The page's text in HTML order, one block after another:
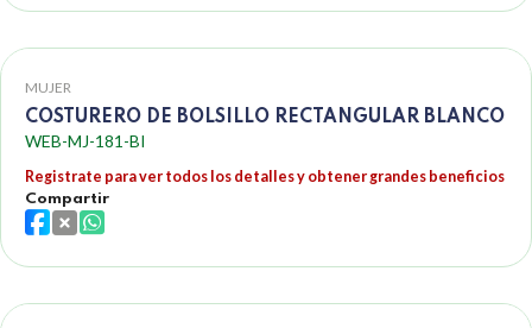
MUJER
COSTURERO DE BOLSILLO RECTANGULAR BLANCO
WEB-MJ-181-BI
Registrate para ver todos los detalles y obtener grandes beneficios
Compartir